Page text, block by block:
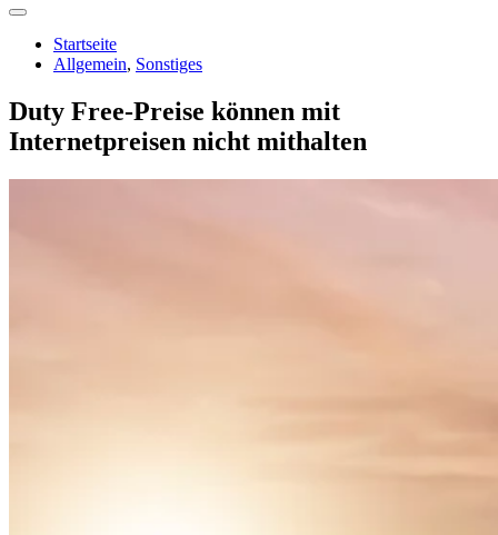
Startseite
Allgemein, Sonstiges
Duty Free-Preise können mit
Internetpreisen nicht mithalten